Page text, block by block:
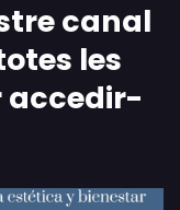
canal
les
accedir-